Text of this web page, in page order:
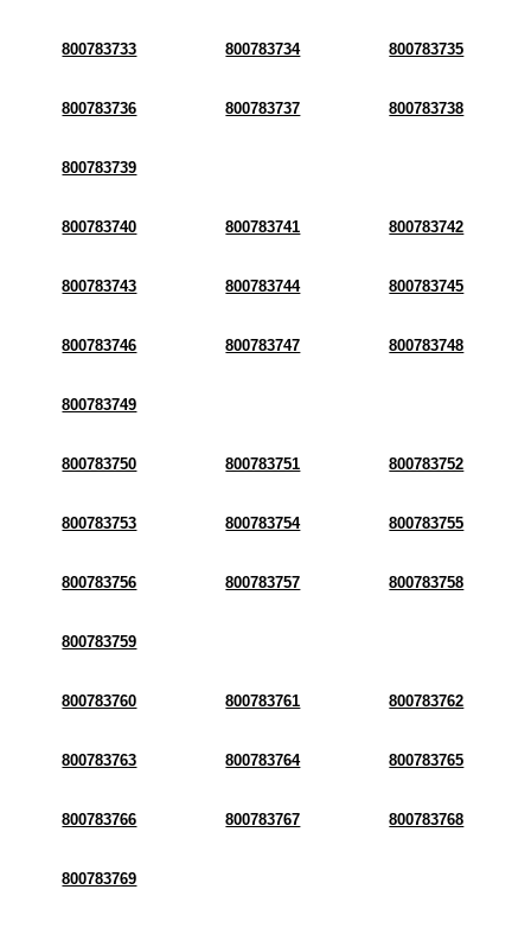
800783733 800783734 800783735
800783736 800783737 800783738
800783739
800783740 800783741 800783742
800783743 800783744 800783745
800783746 800783747 800783748
800783749
800783750 800783751 800783752
800783753 800783754 800783755
800783756 800783757 800783758
800783759
800783760 800783761 800783762
800783763 800783764 800783765
800783766 800783767 800783768
800783769